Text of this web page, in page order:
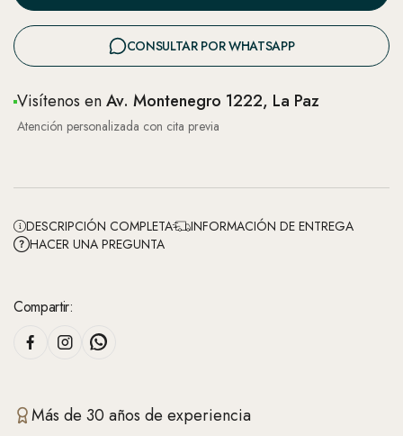
CONSULTAR POR WHATSAPP
Visítenos enAv. Montenegro 1222, La Paz
Atención personalizada con cita previa
DESCRIPCIÓN COMPLETA
INFORMACIÓN DE ENTREGA
HACER UNA PREGUNTA
Compartir:
Más de 30 años de experiencia